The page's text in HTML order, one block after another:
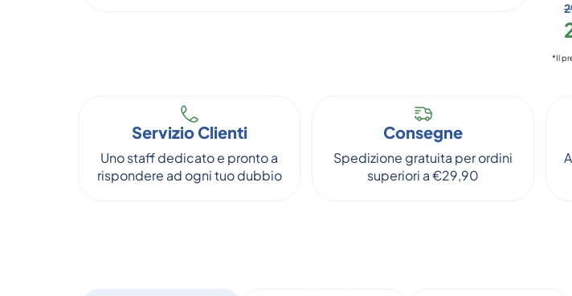
*Il
Servizio Clienti
Uno staff dedicato e pronto a
rispondere ad ogni tuo dubbio
Consegne
Spedizione gratuita per ordini
superiori a €29,90